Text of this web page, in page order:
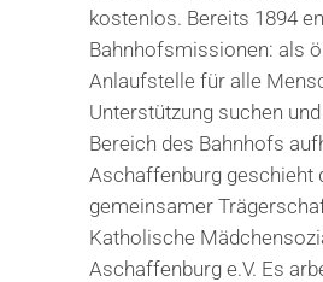
kostenlos. Bereits 1894
Bahnhofsmissionen: als
Anlaufstelle für alle
Unterstützung suchen
Bereich des Bahnhofs
Aschaffenburg geschieht
gemeinsamer
Katholische
Aschaffenburg e.V. Es